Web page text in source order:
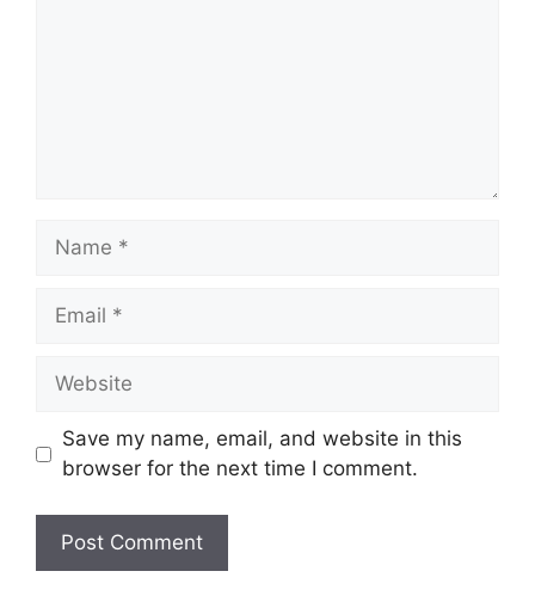
Name
Email
Website
Save my name, email, and website in this
browser for the next time I comment.